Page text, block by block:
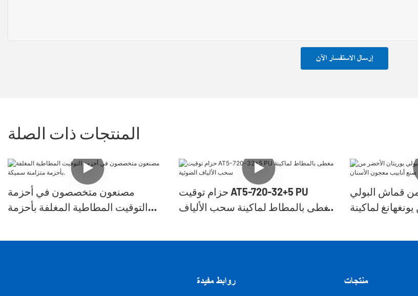
إرسال الاستفسار الآن
المنتجات ذات الصلة
مصنعون متخصصون في أحزمة
التوقيت المطاطية المغلفة بأحزمة
حزام توقيت AT5-720-32+5 PU
مغطى بالمطاط لماكينة سحب الألياف
قماش البولي
لماكينة
روابط مفيدة منتجات